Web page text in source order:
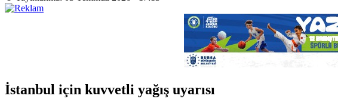
İstanbul için kuvvetli yağış uyarısı